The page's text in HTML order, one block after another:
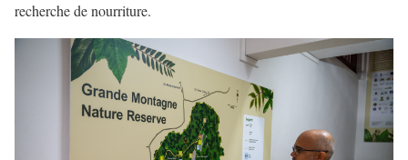
recherche de nourriture.